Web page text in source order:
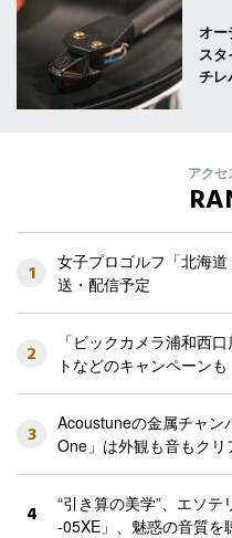
オー
ス
チレ
アク
1
女子プロゴルフ「北海
送・配信予定
2
「ビックカメラ浦和西
トなどのキャンペーンも
3
Acoustuneの金属チャン
One」は外観も音もクリ
4
“引き算の美学”、エソ
-05XE」、魅惑の音質を